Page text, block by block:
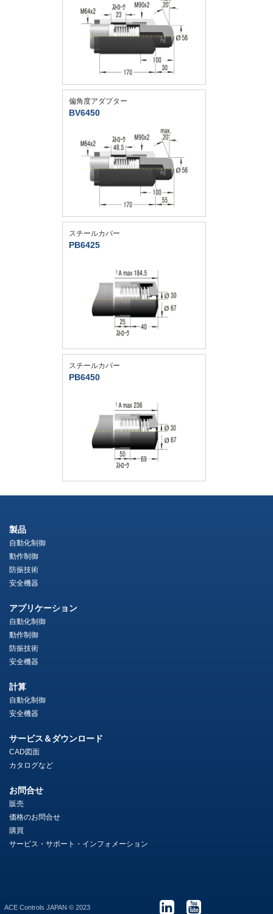
偏角度アダプター
BV6450
スチールカバー
PB6425
スチールカバー
PB6450
製品
自動化制御
動作制御
防振技術
安全機器
アプリケーション
自動化制御
動作制御
防振技術
安全機器
計算
自動化制御
安全機器
サービス＆ダウンロード
CAD図面
カタログなど
お問合せ
販売
価格のお問合せ
購買
サービス・サポート・インフォメーション
ACE Controls JAPAN © 2023